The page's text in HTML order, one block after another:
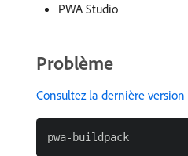
PWA Studio
Problème
Consultez la dernière